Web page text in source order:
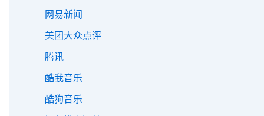
网易新闻
美团大众点评
腾讯
酷我音乐
酷狗音乐